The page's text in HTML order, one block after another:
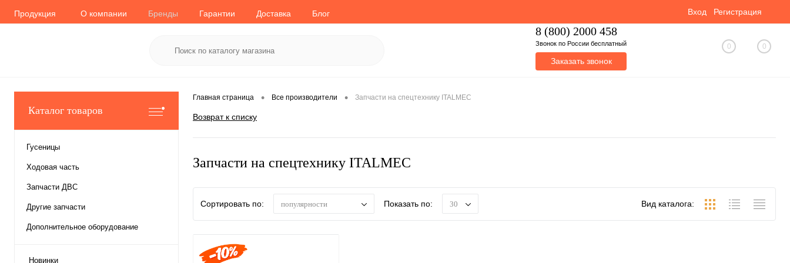
Продукция О компании Бренды Гарантии Доставка Блог Вход Регистрация
8 (800) 2000 458
Звонок по России бесплатный
Заказать звонок
0 0
Каталог товаров
Гусеницы
Ходовая часть
Запчасти ДВС
Другие запчасти
Дополнительное оборудование
Новинки
Главная страница • Все производители • Запчасти на спецтехнику ITALMEC
Возврат к списку
Запчасти на спецтехнику ITALMEC
Сортировать по: популярности Показать по: 30 Вид каталога: